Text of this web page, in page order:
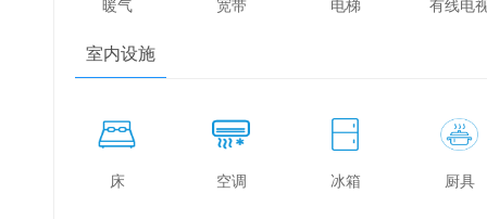
暖气 宽带 电梯 有线电
室内设施
床 空调 冰箱 厨具